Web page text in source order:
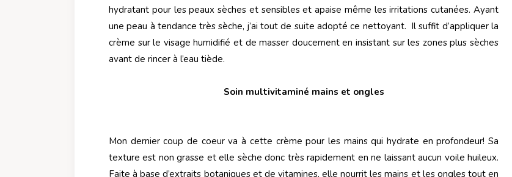
hydratant pour les peaux sèches et sensibles et apaise même les irritations cutanées. Ayant
une peau à tendance très sèche, j’ai tout de suite adopté ce nettoyant. Il suffit d’appliquer la
crème sur le visage humidifié et de masser doucement en insistant sur les zones plus sèches
avant de rincer à l’eau tiède.
Soin multivitaminé mains et ongles
Mon dernier coup de coeur va à cette crème pour les mains qui hydrate en profondeur! Sa
texture est non grasse et elle sèche donc très rapidement en ne laissant aucun voile huileux.
Faite à base d’extraits botaniques et de vitamines, elle nourrit les mains et les ongles tout en